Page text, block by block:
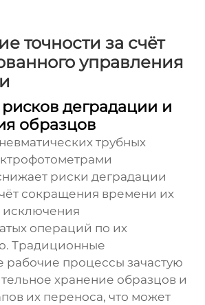
точности за счёт
управления
деградации и
образцов
трубных
риски деградации
сокращения времени их
исключения
операций по их
Традиционные
рабочие процессы зачастую
хранение образцов и
их переноса, что может